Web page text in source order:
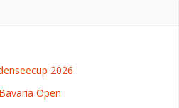
2026
Open